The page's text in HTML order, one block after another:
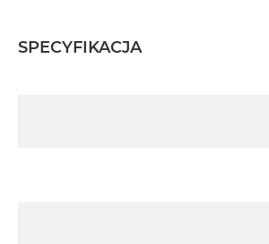
SPECYFIKACJA